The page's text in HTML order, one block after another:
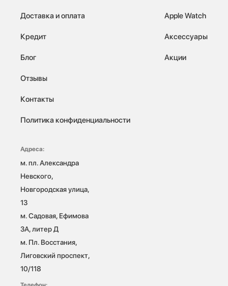
Доставка и оплата
Кредит
Блог
Отзывы
Контакты
Политика конфиденциальности
Apple Watch
Аксессуары
Акции
Адреса:
м. пл. Александра
Невского,
Новгородская улица,
13
м. Садовая, Ефимова
3А, литер Д
м. Пл. Восстания,
Лиговский проспект,
10/118